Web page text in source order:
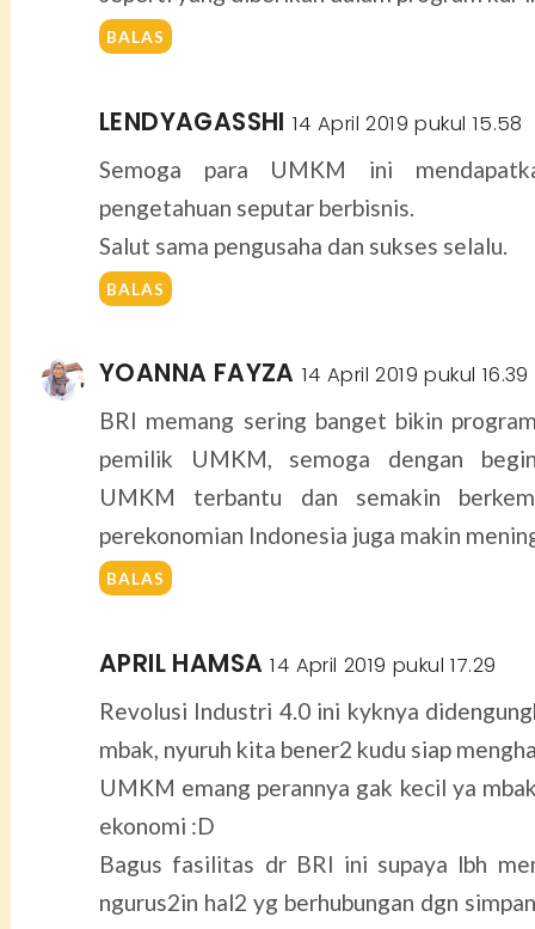
BALAS
LENDYAGASSHI 14 April 2019 pukul 15.58
Semoga para UMKM ini
pengetahuan seputar berbisnis.
Salut sama pengusaha dan sukses selalu.
BALAS
YOANNA FAYZA 14 April 2019 pukul 16.39
BRI memang sering banget bikin
pemilik UMKM, semoga dengan
UMKM terbantu dan semakin
perekonomian Indonesia juga makin
BALAS
APRIL HAMSA 14 April 2019 pukul 17.29
Revolusi Industri 4.0 ini kyknya
mbak, nyuruh kita bener2 kudu siap
UMKM emang perannya gak kecil ya
ekonomi :D
Bagus fasilitas dr BRI ini supaya lbh
ngurus2in hal2 yg berhubungan dgn